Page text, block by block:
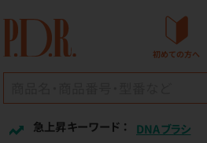
初めての方へ
急上昇キーワード ： DNAブラシ